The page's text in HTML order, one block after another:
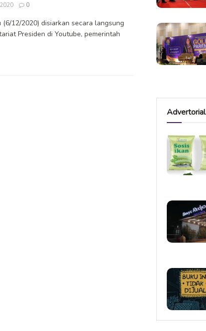
0
(6/12/2020) disiarkan secara langsung
Presiden di Youtube, pemerintah
Advertorial